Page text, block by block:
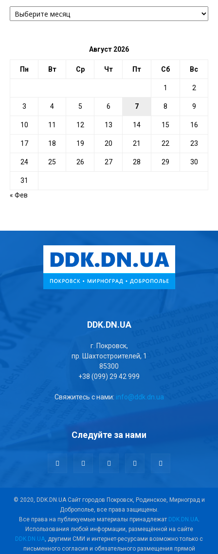
АРХИВ
ПО
Август 2026
Пн Вт Ср Чт Пт Сб Вс
1 2
3 4 5 6 7 8 9
10 11 12 13 14 15 16
17 18 19 20 21 22 23
24 25 26 27 28 29 30
31
« Фев
DDK.DN.UA
г. Покровск,
пр. Шахтостроителей, 1
85300
+38 (099) 29 42 999
Свяжитесь с нами: info@ddk.dn.ua
Следуйте за нами
© 2020, DDK.DN.UA Сайт городов Покровск, Родинское, Мирноград и
Доброполье, все права защищены.
Все права на публикуемые материалы принадлежат DDK.DN.UA.
Использования любой информации, размещённой на сайте
DDK.DN.UA, другими СМИ и интернет-ресурсами возможно только с
письменного согласия и обязательного размещения прямой